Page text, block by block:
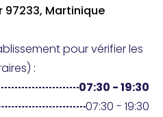
?
97233, Martinique
pour vérifier les
:
07:30 - 19:30
07:30 - 19:30